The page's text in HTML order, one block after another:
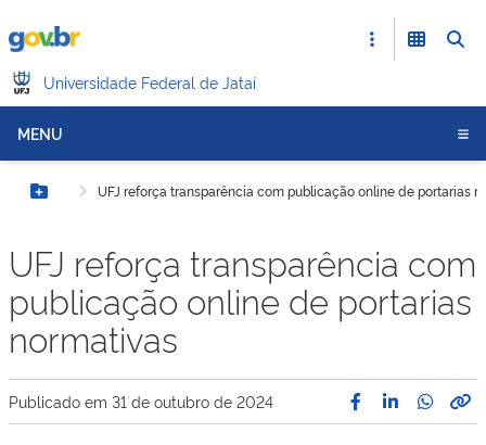
Universidade Federal de Jataí
MENU
Botão MenuUFJ reforça transparência com publicação online de portarias
UFJ reforça transparência com
publicação online de portarias
normativas
Publicado em 31 de outubro de 2024